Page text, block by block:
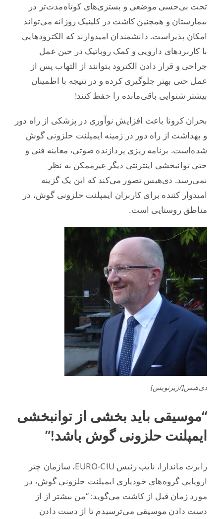
تحت بی‌حسی موضعی و بستری‌‌های کوتاه‌مدت‌تر در
بیمارستان و همچنین کاشت در کلینیک روزانه می‌تواند
امکان پذیر‌است. دانشمندان امیدوارند که الکترودهایی
با کاربردهای دارویی و کمک روباتیک در حین عمل
جراحی و قرار دادن الکترود بتوانند از التهاب پس از
عمل حتی بهتر جلوگیری کرده و در نتیجه با اطمینان
بیشتر شنوایی باقی‌مانده را حفظ کنند!
بحران کرونا باعث افزایش نوآوری در پزشکی از راه دور
و بهداشت از راه دور در زمینه ایمپلنت حلزونی گوش
شده‌است. برنامه ریزی پردازنده صوتی، معاینه فنی و
حتی توانبخشی اینترنتی دیگر غیرممکن به نظر
نمی‌رسد. دی‌هیس تصور می‌کند که این یک گزینه
امیدوار کننده برای کاربران ایمپلنت حلزونی گوش، در
مناطق روستایی است.
دی‌هیس[/زیرنویس]
“موسیقی باید بخشی از توانبخشی
ایمپلنت حلزونی گوش باشد!”
رابرت ماندارا، نایب رئیس EURO-CIU، سازمان چتر
اروپایی گروه‌های خودیاری ایمپلنت حلزونی گوش، در
مورد زمان قبل از کاشت می‌گوید: “من بیشتر از از
دست دادن موسیقی می‌ترسیدم تا از دست دادن